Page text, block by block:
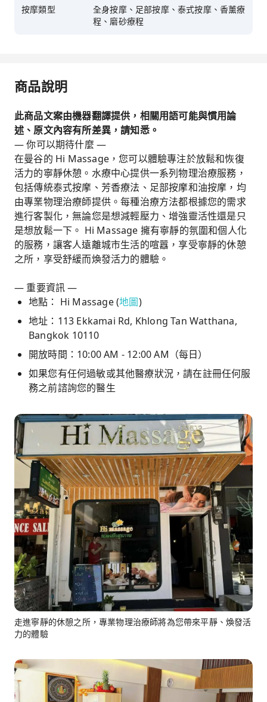
按摩類型
全身按摩、足部按摩、泰式按摩、香薰療
程、磨砂療程
商品說明
此商品文案由機器翻譯提供，相關用語可能與慣用論
述、原文內容有所差異，請知悉。
— 你可以期待什麼 —
在曼谷的 Hi Massage，您可以體驗專注於放鬆和恢復
活力的寧靜休憩。水療中心提供一系列物理治療服務，
包括傳統泰式按摩、芳香療法、足部按摩和油按摩，均
由專業物理治療師提供。每種治療方法都根據您的需求
進行客製化，無論您是想減輕壓力、增強靈活性還是只
是想放鬆一下。 Hi Massage 擁有寧靜的氛圍和個人化
的服務，讓客人遠離城市生活的喧囂，享受寧靜的休憩
之所，享受舒緩而煥發活力的體驗。
— 重要資訊 —
地點： Hi Massage (地圖)
地址：113 Ekkamai Rd, Khlong Tan Watthana,
Bangkok 10110
開放時間：10:00 AM - 12:00 AM（每日）
如果您有任何過敏或其他醫療狀況，請在註冊任何服
務之前諮詢您的醫生
走進寧靜的休憩之所，專業物理治療師將為您帶來平靜、煥發活
力的體驗